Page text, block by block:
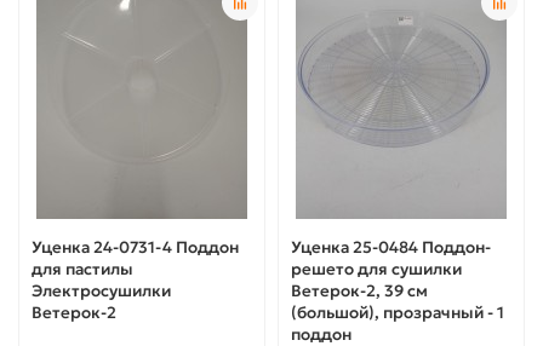
Уценка 24-0731-4 Поддон
для пастилы
Электросушилки
Ветерок-2
Уценка 25-0484 Поддон-
решето для сушилки
Ветерок-2, 39 см
(большой), прозрачный - 1
поддон